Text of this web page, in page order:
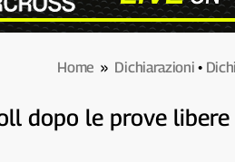
Home » Dichiarazioni •
dopo le prove